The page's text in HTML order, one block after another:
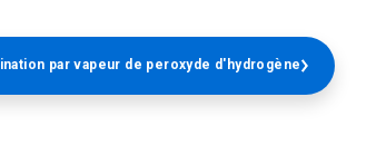
par vapeur de peroxyde d'hydrogène​​​​​​​